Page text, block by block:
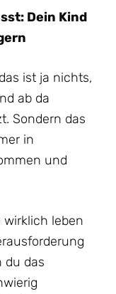
Dein Kind
ist ja nichts,
ab da
Sondern das
in
und
wirklich leben
du das